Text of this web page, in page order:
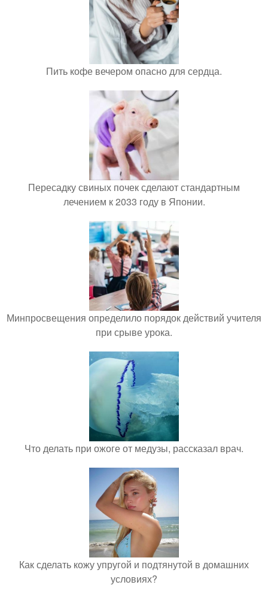
Пить кофе вечером опасно для сердца.
Пересадку свиных почек сделают стандартным
лечением к 2033 году в Японии.
Минпросвещения определило порядок действий учителя
при срыве урока.
Что делать при ожоге от медузы, рассказал врач.
Как сделать кожу упругой и подтянутой в домашних
условиях?